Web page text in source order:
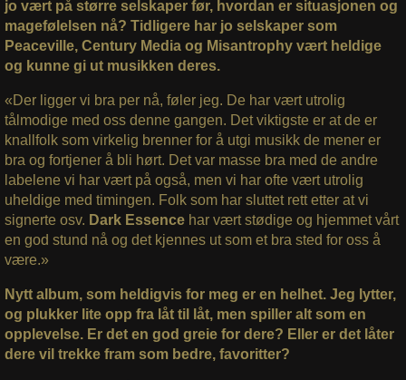
jo vært på større selskaper før, hvordan er situasjonen og
magefølelsen nå? Tidligere har jo selskaper som
Peaceville, Century Media og Misantrophy vært heldige
og kunne gi ut musikken deres.
«Der ligger vi bra per nå, føler jeg. De har vært utrolig
tålmodige med oss denne gangen. Det viktigste er at de er
knallfolk som virkelig brenner for å utgi musikk de mener er
bra og fortjener å bli hørt. Det var masse bra med de andre
labelene vi har vært på også, men vi har ofte vært utrolig
uheldige med timingen. Folk som har sluttet rett etter at vi
signerte osv. Dark Essencehar vært stødige og hjemmet vårt
en god stund nå og det kjennes ut som et bra sted for oss å
være.»
Nytt album, som heldigvis for meg er en helhet. Jeg lytter,
og plukker lite opp fra låt til låt, men spiller alt som en
opplevelse. Er det en god greie for dere? Eller er det låter
dere vil trekke fram som bedre, favoritter?